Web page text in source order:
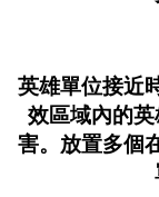
英雄單位接近
效區域內的
害。放置多個